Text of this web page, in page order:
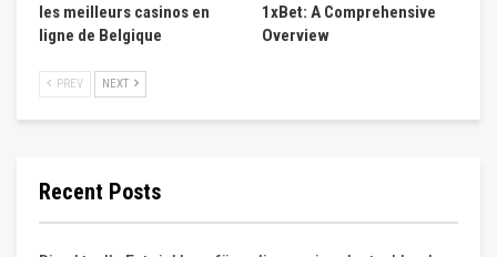
les meilleurs casinos en
ligne de Belgique
1xBet: A Comprehensive
Overview
PREV NEXT
Recent Posts